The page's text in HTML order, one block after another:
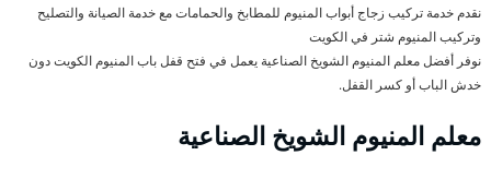
نقدم خدمة تركيب زجاج أبواب المنيوم للمطابخ والحمامات مع خدمة الصيانة والتصليح
وتركيب المنيوم شتر في الكويت
نوفر أفضل معلم المنيوم الشويخ الصناعية يعمل في فتح قفل باب المنيوم الكويت دون
خدش الباب أو كسر القفل.
معلم المنيوم الشويخ الصناعية